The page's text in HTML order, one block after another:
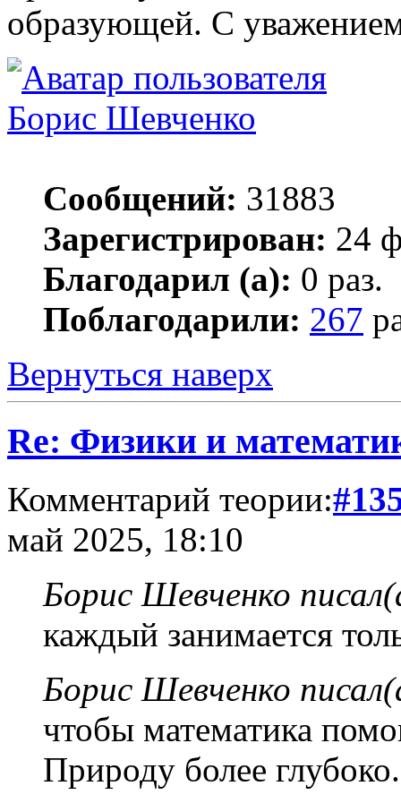
образующей. С
Борис Шевченко
Сообщений: 31883
Зарегистрирован: 24
Благодарил (а): 0 раз.
Поблагодарили: 267
Вернуться наверх
Re: Физики и
Комментарий теории:
май 2025, 18:10
Борис Шевченко
каждый занимается
Борис Шевченко
чтобы математика
Природу более